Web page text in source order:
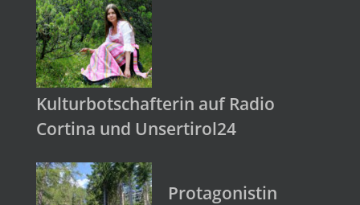
Kulturbotschafterin auf Radio
Cortina und Unsertirol24
Protagonistin